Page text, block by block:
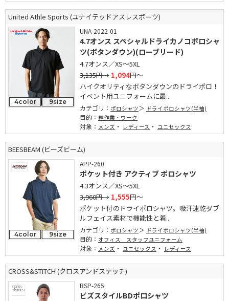
United Athle Sports (ユナイテッドアスレスポーツ)
4color 9size
UNA-2022-01
4.7オンス スペシャルドライカノコポロシャ
ツ(ボタンダウン)(ローブリード)
4.7オンス／XS～5XL
3,135円→ 1,094円～
ハイクオリティなボタンダウンのドライポロ！
イベント用ユニフォームに最...
カテゴリ： ポロシャツ ドライポロシャツ(半袖)
目的： 軽作業・ワーク
対象： メンズ ・ レディース ・ ユニセックス
BEESBEAM (ビーズビーム)
4color 9size
APP-260
ポケット付き アクティブ ポロシャツ
4.3オンス／XS～5XL
3,960円→ 1,555円～
ポケット付のドライポロシャツ。吸汗速乾ダブ
ルフェイス素材で機能性と着...
カテゴリ： ポロシャツ ドライポロシャツ(半袖)
目的： オフィス スタッフユニフォーム
対象： メンズ ・ ユニセックス ・ レディース
CROSS&STITCH (クロスアンドステッチ)
BSP-265
ビズスタイルBDポロシャツ